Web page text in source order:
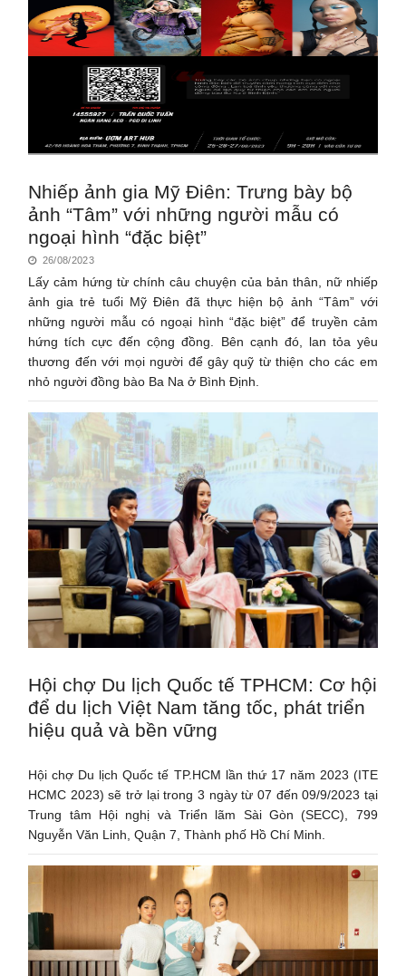
Nhiếp ảnh gia Mỹ Điên: Trưng bày bộ
ảnh “Tâm” với những người mẫu có
ngoại hình “đặc biệt”
26/08/2023
Lấy cảm hứng từ chính câu chuyện của bản thân, nữ nhiếp
ảnh gia trẻ tuổi Mỹ Điên đã thực hiện bộ ảnh “Tâm” với
những người mẫu có ngoại hình “đặc biệt” để truyền cảm
hứng tích cực đến cộng đồng. Bên cạnh đó, lan tỏa yêu
thương đến với mọi người để gây quỹ từ thiện cho các em
nhỏ người đồng bào Ba Na ở Bình Định.
Hội chợ Du lịch Quốc tế TPHCM: Cơ hội
để du lịch Việt Nam tăng tốc, phát triển
hiệu quả và bền vững
Hội chợ Du lịch Quốc tế TP.HCM lần thứ 17 năm 2023 (ITE
HCMC 2023) sẽ trở lại trong 3 ngày từ 07 đến 09/9/2023 tại
Trung tâm Hội nghị và Triển lãm Sài Gòn (SECC), 799
Nguyễn Văn Linh, Quận 7, Thành phố Hồ Chí Minh.